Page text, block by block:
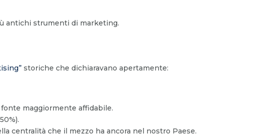
antichi strumenti di marketing.
storiche che dichiaravano apertamente:
maggiormente affidabile.
centralità che il mezzo ha ancora nel nostro Paese.